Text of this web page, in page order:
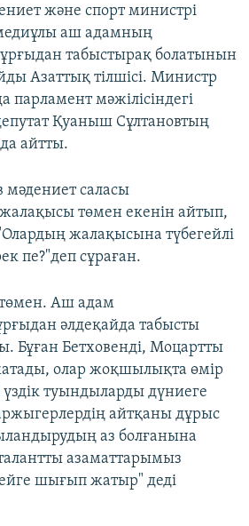
және спорт министрі
аш адамның
табыстырақ болатынын
Азаттық тілшісі. Министр
парламент мәжілісіндегі
Қуаныш Сұлтановтың
айтты.
мәдениет саласы
төмен екенін айтып,
жалақысына түбегейлі
пе?"деп сұраған.
Аш адам
әлдеқайда табысты
Бұған Бетховенді, Моцартты
олар жоқшылықта өмір
үздік туындыларды дүниеге
айтқаны дұрыс
аз болғанына
азаматтарымыз
шығып жатыр" деді